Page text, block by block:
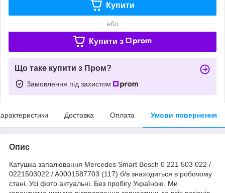
Купити
або
Купити з
Що таке купити з Пром?
Замовлення під захистом
Доставка Оплата Умови повернення
Опис
Катушка запалювання Mercedes Smart Bosch 0 221 503 022 /
0221503022 / A0001587703 (117) б/в знаходиться в робочому
стані. Усі фото актуальні. Без пробігу Україною. Ми